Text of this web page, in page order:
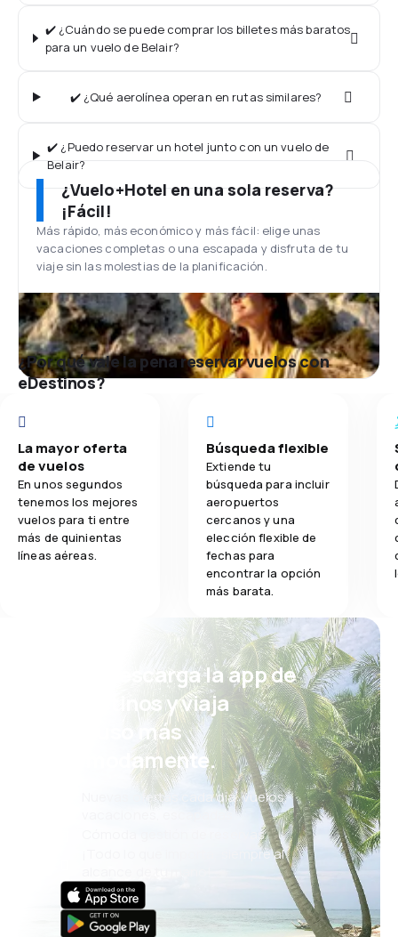
✔️ ¿Cuándo se puede comprar los billetes más baratos
para un vuelo de Belair?
✔️ ¿Qué aerolínea operan en rutas similares?
✔️ ¿Puedo reservar un hotel junto con un vuelo de
Belair?
¿Vuelo+Hotel en una sola reserva?
¡Fácil!
Más rápido, más económico y más fácil: elige unas
vacaciones completas o una escapada y disfruta de tu
viaje sin las molestias de la planificación.
¿Por qué vale la pena reservar vuelos con
eDestinos?
La mayor oferta
de vuelos
En unos segundos
tenemos los mejores
vuelos para ti entre
más de quinientas
líneas aéreas.
Búsqueda flexible
Extiende tu
búsqueda para incluir
aeropuertos
cercanos y una
elección flexible de
fechas para
encontrar la opción
más barata.
¡Eh! Descarga la app de
eDestinos y viaja
incluso más
cómodamente.
Nuevas ofertas cada día: vuelos,
vacaciones, escapadas
Cómoda gestión de reservas
¡Todo lo que importa, siempre al